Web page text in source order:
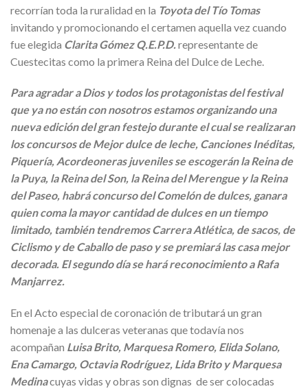
recorrían toda la ruralidad en la Toyota del Tío Tomas
invitando y promocionando el certamen aquella vez cuando
fue elegida Clarita Gómez Q.E.P.D. representante de
Cuestecitas como la primera Reina del Dulce de Leche.
Para agradar a Dios y todos los protagonistas del festival
que ya no están con nosotros estamos organizando una
nueva edición del gran festejo durante el cual se realizaran
los concursos de Mejor dulce de leche, Canciones Inéditas,
Piquería, Acordeoneras juveniles se escogerán la Reina de
la Puya, la Reina del Son, la Reina del Merengue y la Reina
del Paseo, habrá concurso del Comelón de dulces, ganara
quien coma la mayor cantidad de dulces en un tiempo
limitado, también tendremos Carrera Atlética, de sacos, de
Ciclismo y de Caballo de paso y se premiará las casa mejor
decorada. El segundo día se hará reconocimiento a Rafa
Manjarrez.
En el Acto especial de coronación de tributará un gran
homenaje a las dulceras veteranas que todavía nos
acompañan Luisa Brito, Marquesa Romero, Elida Solano,
Ena Camargo, Octavia Rodríguez, Lida Brito y Marquesa
Medinacuyas vidas y obras son dignas de ser colocadas